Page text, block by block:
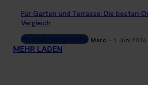
Für Garten und Terrasse: Die besten
Vergleich
Produktvergleiche Marc - 1. Juni 2026
MEHR LADEN